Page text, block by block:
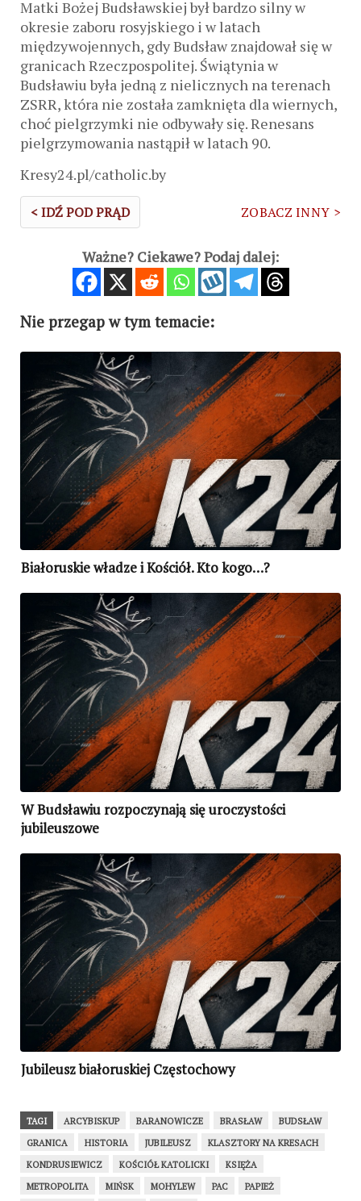
Matki Bożej Budsławskiej był bardzo silny w
okresie zaboru rosyjskiego i w latach
międzywojennych, gdy Budsław znajdował się w
granicach Rzeczpospolitej. Świątynia w
Budsławiu była jedną z nielicznych na terenach
ZSRR, która nie została zamknięta dla wiernych,
choć pielgrzymki nie odbywały się. Renesans
pielgrzymowania nastąpił w latach 90.
Kresy24.pl/catholic.by
< IDŹ POD PRĄD ZOBACZ INNY >
Ważne? Ciekawe? Podaj dalej:
Nie przegap w tym temacie:
Białoruskie władze i Kościół. Kto kogo…?
W Budsławiu rozpoczynają się uroczystości
jubileuszowe
Jubileusz białoruskiej Częstochowy
TAGI ARCYBISKUP BARANOWICZE BRASŁAW
BUDSŁAW
GRANICA
HISTORIA JUBILEUSZ
KLASZTORY NA KRESACH
KONDRUSIEWICZ
KOŚCIÓŁ KATOLICKI
KSIĘŻA
METROPOLITA
MIŃSK MOHYLEW PAC
PAPIEŻ